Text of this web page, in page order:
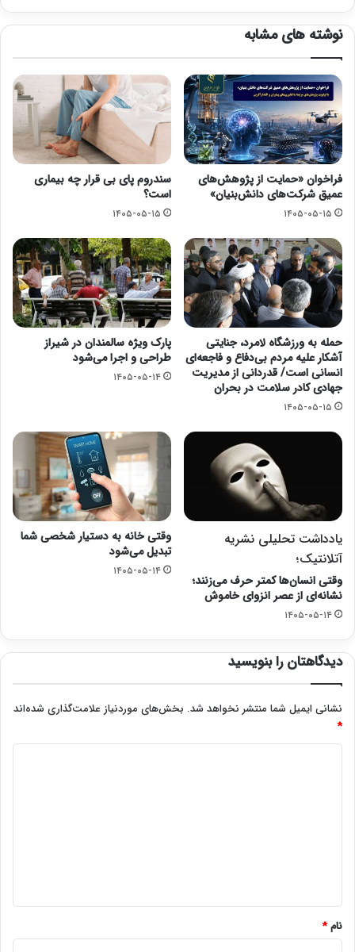
نوشته های مشابه
فراخوان «حمایت از پژوهش‌های
عمیق شرکت‌های دانش‌بنیان»
۱۴۰۵-۰۵-۱۵
سندروم پای بی قرار چه بیماری
است؟
۱۴۰۵-۰۵-۱۵
حمله به ورزشگاه لامرد، جنایتی
آشکار علیه مردم بی‌دفاع و فاجعه‌ای
انسانی است/ قدردانی از مدیریت
جهادی کادر سلامت در بحران
۱۴۰۵-۰۵-۱۵
پارک ویژه سالمندان در شیراز
طراحی و اجرا می‌شود
۱۴۰۵-۰۵-۱۴
یادداشت تحلیلی نشریه
آتلانتیک؛
وقتی انسان‌ها کمتر حرف می‌زنند؛
نشانه‌ای از عصر انزوای خاموش
۱۴۰۵-۰۵-۱۴
وقتی خانه به دستیار شخصی شما
تبدیل می‌شود
۱۴۰۵-۰۵-۱۴
دیدگاهتان را بنویسید
نشانی ایمیل شما منتشر نخواهد شد. بخش‌های موردنیاز علامت‌گذاری شده‌اند
*
نام*